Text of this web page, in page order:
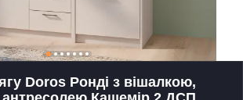
Doros Ронді з вішалкою,